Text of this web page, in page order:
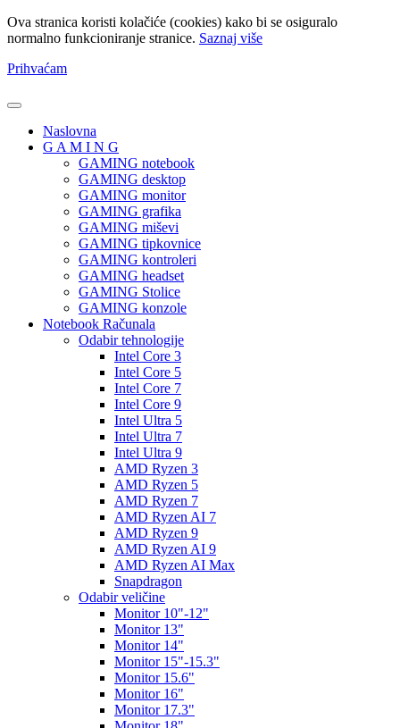
Ova stranica koristi kolačiće (cookies) kako bi se osiguralo
normalno funkcioniranje stranice. Saznaj više
Prihvaćam
Naslovna
G A M I N G
GAMING notebook
GAMING desktop
GAMING monitor
GAMING grafika
GAMING miševi
GAMING tipkovnice
GAMING kontroleri
GAMING headset
GAMING Stolice
GAMING konzole
Notebook Računala
Odabir tehnologije
Intel Core 3
Intel Core 5
Intel Core 7
Intel Core 9
Intel Ultra 5
Intel Ultra 7
Intel Ultra 9
AMD Ryzen 3
AMD Ryzen 5
AMD Ryzen 7
AMD Ryzen AI 7
AMD Ryzen 9
AMD Ryzen AI 9
AMD Ryzen AI Max
Snapdragon
Odabir veličine
Monitor 10"-12"
Monitor 13"
Monitor 14"
Monitor 15"-15.3"
Monitor 15.6"
Monitor 16"
Monitor 17.3"